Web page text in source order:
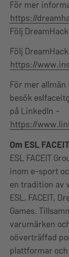
För mer
https://
Följ
Följ
https://
För mer allmän
besök
på LinkedIn –
https://
Om ESL
ESL FACEIT
inom e-sport
en tradition av
ESL, FACEIT,
Games.
varumärken
oöverträffad
plattformar